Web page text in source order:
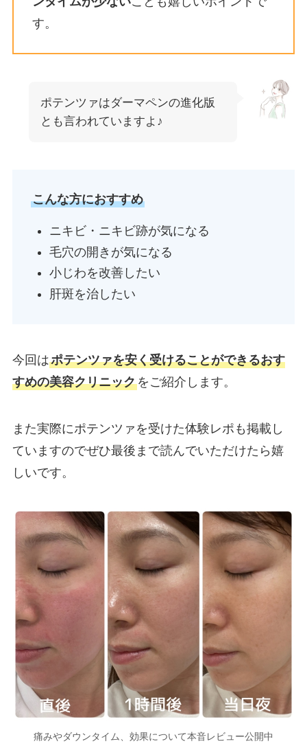
す。
ポテンツァはダーマペンの進化版
とも言われていますよ♪
こんな方におすすめ
ニキビ・ニキビ跡が気になる
毛穴の開きが気になる
小じわを改善したい
肝斑を治したい
今回はポテンツァを安く受けることができるおす
すめの美容クリニックをご紹介します。
また実際にポテンツァを受けた体験レポも掲載し
ていますのでぜひ最後まで読んでいただけたら嬉
しいです。
痛みやダウンタイム、効果について本音レビュー公開中